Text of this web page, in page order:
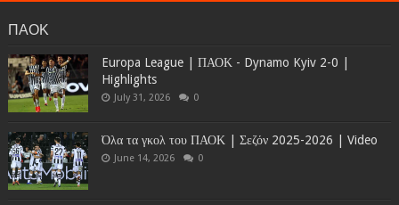
ΠΑΟΚ
Europa League | ΠΑΟΚ - Dynamo Kyiv 2-0 |
Highlights
July 31, 2026 0
Όλα τα γκολ του ΠΑΟΚ | Σεζόν 2025-2026 | Video
June 14, 2026 0